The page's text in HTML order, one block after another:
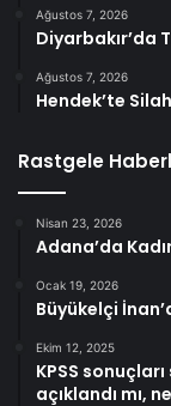
Ağustos 7, 2026
Diyarbakır’da
Ağustos 7, 2026
Hendek’te
Rastgele
Nisan 23, 2026
Adana’da
Ocak 19, 2026
Büyükelçi
Ekim 12, 2025
KPSS
açıklandı mı,